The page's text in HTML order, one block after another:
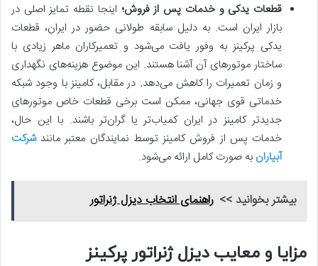
قطعات یدکی و خدمات پس از فروش؛ اینجا نقطه تمایز اصلی در
بازار ایران است. به دلیل سابقه طولانی حضور در ایران، قطعات
یدکی پرکینز به وفور یافت می‌شود و تعمیرکاران ماهر زیادی با
ساختار موتورهای آن آشنا هستند. این موضوع هزینه‌های نگهداری
و زمان تعمیرات را کاهش می‌دهد. در مقابل، کامینز با وجود شبکه
خدماتی قوی جهانی، ممکن است برخی قطعات خاص موتورهای
جدیدتر کامینز در ایران کمیاب‌تر یا گران‌تر باشند. با این حال،
خدمات پس از فروش کامینز توسط نمایندگان معتبر مانندشرکت
آبیاران به صورت کامل ارائه می‌شود.
بیشتر بخوانید >> راهنمای انتخاب دیزل ژنراتور
مزایا و معایب دیزل ژنراتور پرکینز